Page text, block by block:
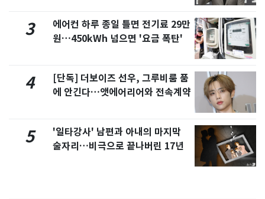
3
에어컨 하루 종일 틀면 전기료 29만
원…450kWh 넘으면 '요금 폭탄'
4
[단독] 더보이즈 선우, 그루비룸 품
에 안긴다…앳에어리어와 전속계약
5
'일타강사' 남편과 아내의 마지막
술자리…비극으로 끝나버린 17년